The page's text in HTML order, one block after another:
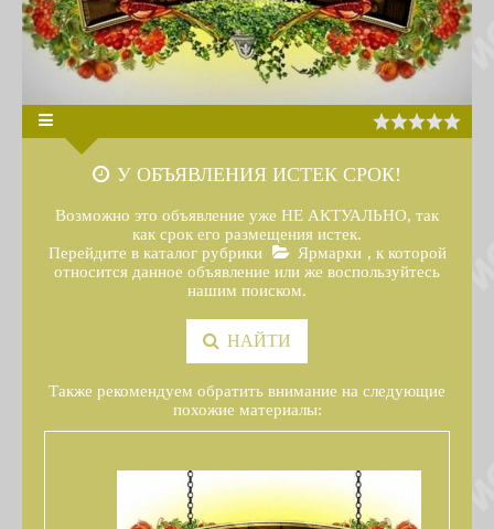
У ОБЪЯВЛЕНИЯ ИСТЕК СРОК!
Возможно это объявление уже НЕ АКТУАЛЬНО, так
как срок его размещения истек.
Перейдите в каталог рубрики
Ярмарки , к которой
относится данное объявление или же воспользуйтесь
нашим поиском.
НАЙТИ
Также рекомендуем обратить внимание на следующие
похожие материалы: